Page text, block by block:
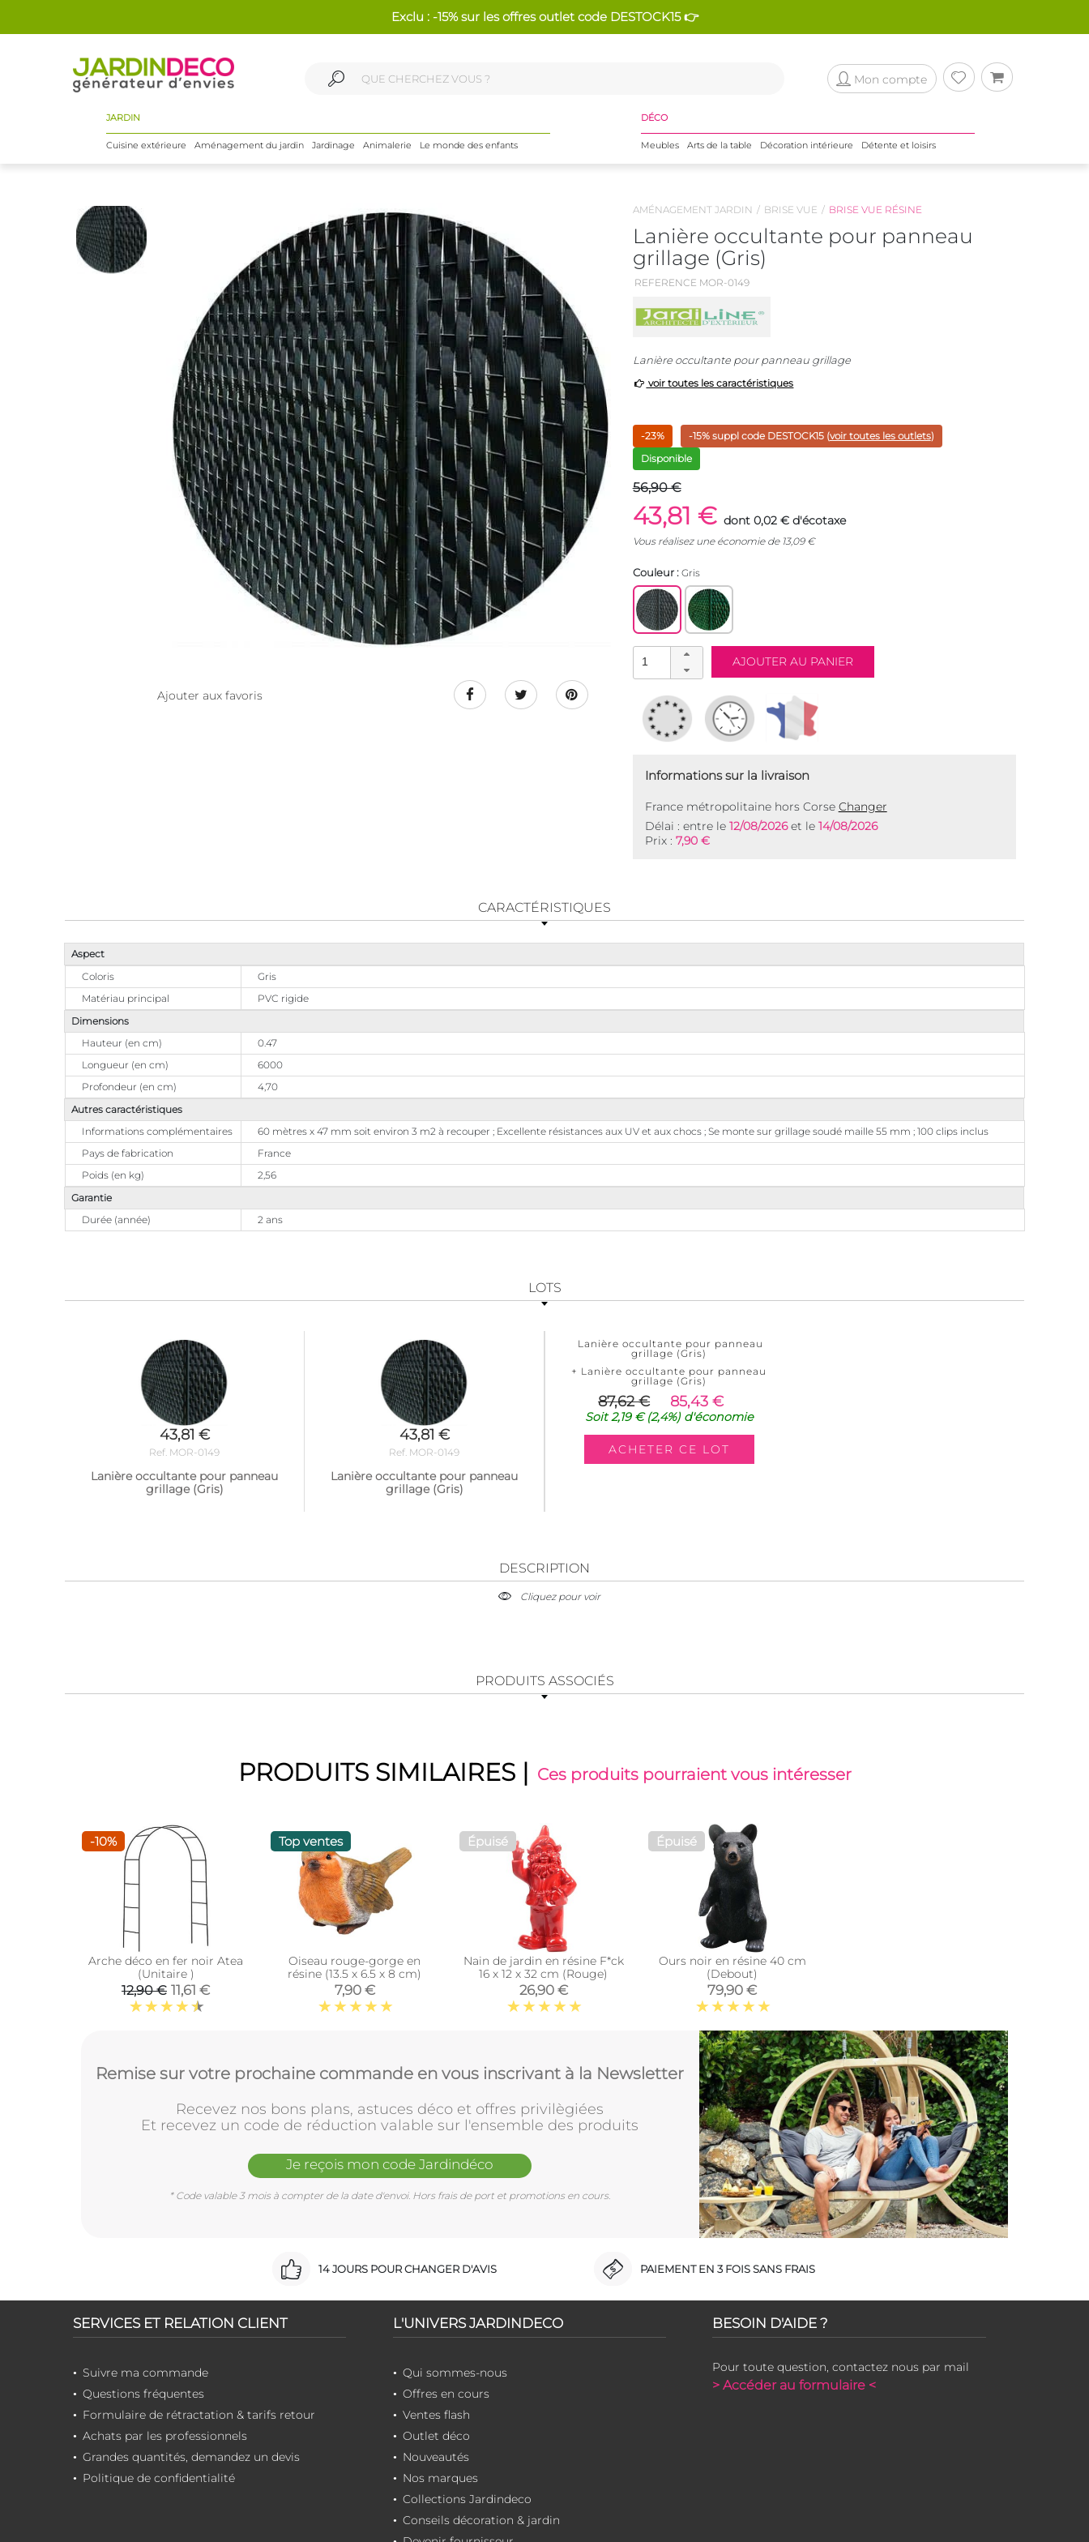
Exclu : -15% sur les offres outlet code DESTOCK15 👉
Mon compte
JARDIN
Cuisine extérieure Aménagement du jardin Jardinage Animalerie Le monde des enfants
DÉCO
Meubles Arts de la table Décoration intérieure Détente et loisirs
Ajouter aux favoris
AMÉNAGEMENT JARDIN BRISE VUE BRISE VUE RÉSINE
Lanière occultante pour panneau
grillage (Gris)
REFERENCE MOR-0149
Lanière occultante pour panneau grillage
voir toutes les caractéristiques
-23% -15% suppl code DESTOCK15(voir toutes les outlets)
Disponible
56,90 €
43,81 € dont 0,02 € d'écotaxe
Vous réalisez une économie de 13,09€
Couleur : Gris
Informations sur la livraison
France métropolitaine hors Corse Changer
Délai : entre le 12/08/2026et le 14/08/2026
Prix : 7,90 €
CARACTÉRISTIQUES
Aspect
Coloris
Gris
Matériau principal
PVC rigide
Dimensions
Hauteur (en cm)
0.47
Longueur (en cm)
6000
Profondeur (en cm)
4,70
Autres caractéristiques
Informations complémentaires
60 mètres x 47 mm soit environ 3 m2 à recouper ; Excellente résistances aux UV et aux chocs ; Se monte sur grillage soudé maille 55 mm ; 100 clips inclus
Pays de fabrication
France
Poids (en kg)
2,56
Garantie
Durée (année)
2 ans
LOTS
43,81 €
Ref. MOR-0149
Lanière occultante pour panneau
grillage (Gris)
43,81 €
Ref. MOR-0149
Lanière occultante pour panneau
grillage (Gris)
Lanière occultante pour panneau
grillage (Gris)
+ Lanière occultante pour panneau
grillage (Gris)
87,62 € 85,43 €
Soit2,19 €(2,4%)d'économie
DESCRIPTION
Cliquez pour voir
PRODUITS ASSOCIÉS
PRODUITS SIMILAIRES | Ces produits pourraient vous intéresser
-10%
Arche déco en fer noir Atea
(Unitaire )
12,90 € 11,61 €
Top ventes
Oiseau rouge-gorge en
résine (13.5 x 6.5 x 8 cm)
7,90 €
Épuisé
Nain de jardin en résine F*ck
16 x 12 x 32 cm (Rouge)
26,90 €
Épuisé
Ours noir en résine 40 cm
(Debout)
79,90 €
Remise sur votre prochaine commande en vous inscrivant à la Newsletter
Recevez nos bons plans, astuces déco et offres privilègiées
Et recevez un code de réduction valable sur l'ensemble des produits
Je reçois mon code Jardindéco
* Code valable 3 mois à compter de la date d'envoi. Hors frais de port et promotions en cours.
14 JOURS POUR CHANGER D'AVIS PAIEMENT EN 3 FOIS SANS FRAIS
SERVICES ET RELATION CLIENT
Suivre ma commande
Questions fréquentes
Formulaire de rétractation & tarifs retour
Achats par les professionnels
Grandes quantités, demandez un devis
Politique de confidentialité
L'UNIVERS JARDINDECO
Qui sommes-nous
Offres en cours
Ventes flash
Outlet déco
Nouveautés
Nos marques
Collections Jardindeco
Conseils décoration & jardin
BESOIN D'AIDE ?
Pour toute question, contactez nous par mail
> Accéder au formulaire <